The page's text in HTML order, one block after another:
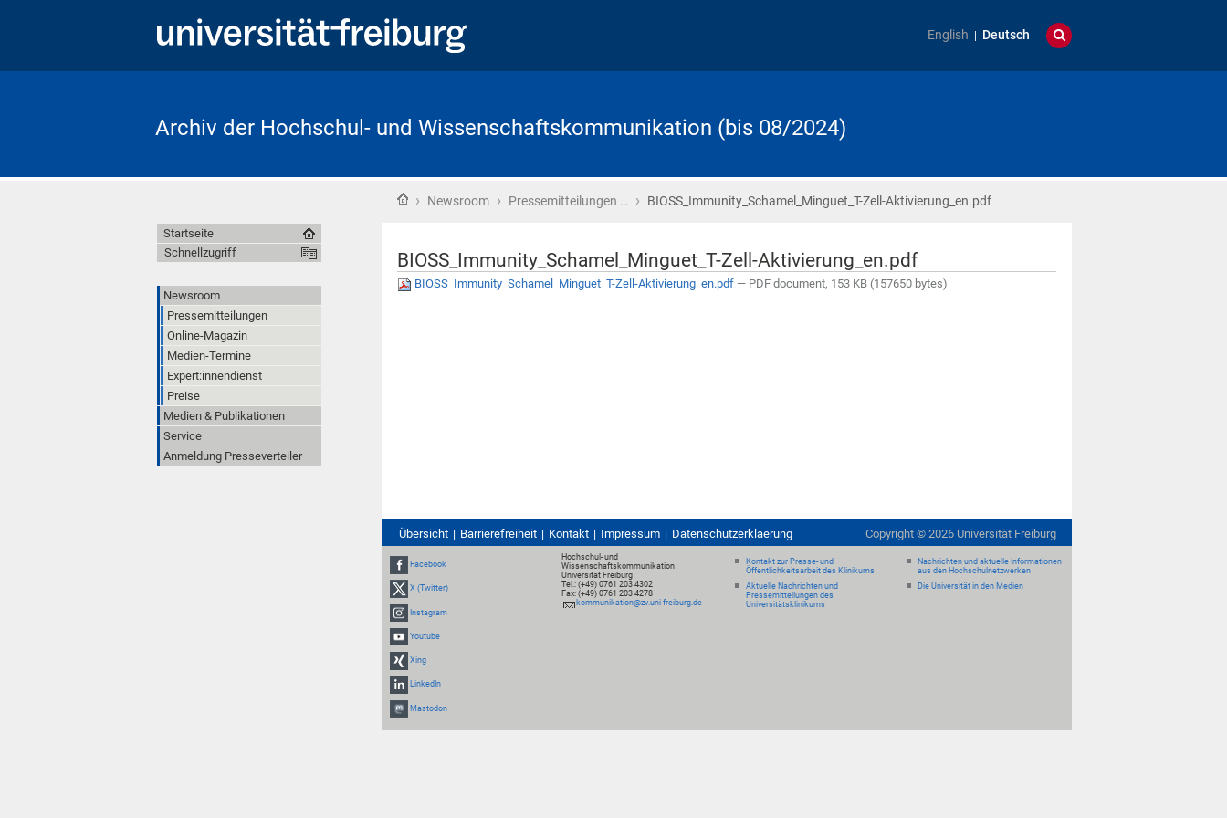
English Deutsch
Archiv der Hochschul- und Wissenschaftskommunikation (bis 08/2024)
Startseite
› Newsroom › Pressemitteilungen … › BIOSS_Immunity_Schamel_Minguet_T-Zell-Aktivierung_en.pdf
BIOSS_Immunity_Schamel_Minguet_T-Zell-Aktivierung_en.pdf
BIOSS_Immunity_Schamel_Minguet_T-Zell-Aktivierung_en.pdf — PDF document, 153 KB (157650 bytes)
Startseite
Schnellzugriff
Newsroom
Pressemitteilungen
Online-Magazin
Medien-Termine
Expert:innendienst
Preise
Medien & Publikationen
Service
Anmeldung Presseverteiler
Übersicht Barrierefreiheit Kontakt Impressum Datenschutzerklaerung Copyright © 2026 Universität Freiburg
Facebook
X (Twitter)
Instagram
Youtube
Xing
LinkedIn
Mastodon
Hochschul- und
Wissenschaftskommunikation
Universität Freiburg
Tel.: (+49) 0761 203 4302
Fax: (+49) 0761 203 4278
kommunikation@zv.uni-freiburg.de
Kontakt zur Presse- und
Öffentlichkeitsarbeit des Klinikums
Aktuelle Nachrichten und
Pressemitteilungen des
Universitätsklinikums
Nachrichten und aktuelle Informationen
aus den Hochschulnetzwerken
Die Universität in den Medien